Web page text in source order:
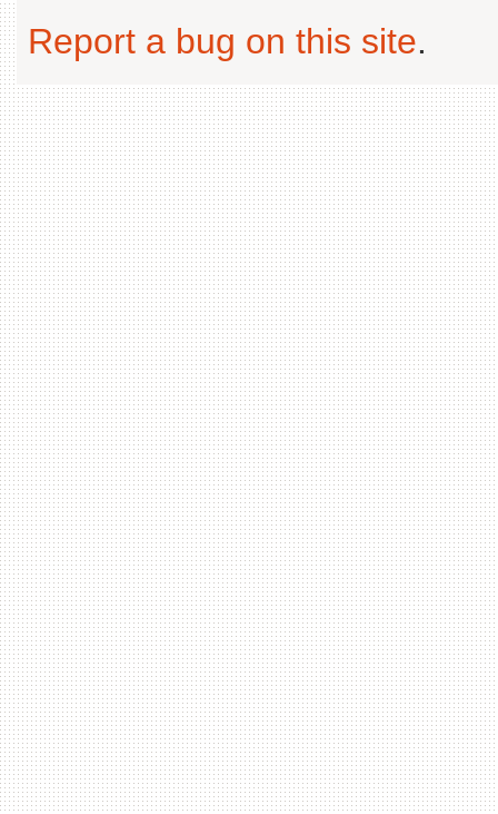
Report a bug on this site.